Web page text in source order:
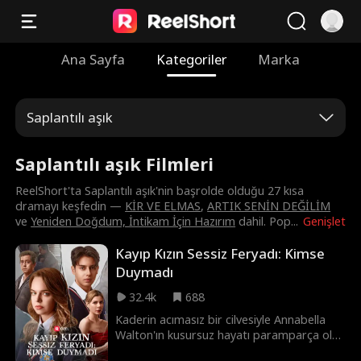
Ana Sayfa Kategoriler Marka
Saplantılı aşık
Saplantılı aşık Filmleri
Genişlet
ReelShort'ta Saplantılı aşık'nin başrolde olduğu 27 kısa
dramayı keşfedin — KİR VE ELMAS,ARTIK SENİN DEĞİLİM
veYeniden Doğdum, İntikam İçin Hazırım dahil. Pop...
Kayıp Kızın Sessiz Feryadı: Kimse
Duymadı
32.4k
688
Kaderin acımasız bir cilvesiyle Annabella
Walton'ın kusursuz hayatı paramparça olur.